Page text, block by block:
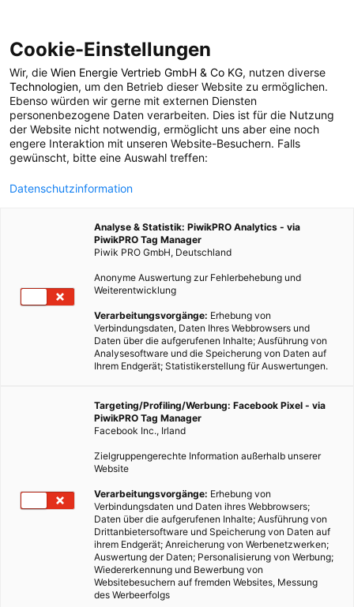
POSTS BY TAG
gesunde Snacks
1 BEITRAG
Cookie-Einstellungen
Wir, die Wien Energie Vertrieb GmbH & Co KG, nutzen diverse
Technologien, um den Betrieb dieser Website zu ermöglichen.
Ebenso würden wir gerne mit externen Diensten
personenbezogene Daten verarbeiten. Dies ist für die Nutzung
der Website nicht notwendig, ermöglicht uns aber eine noch
engere Interaktion mit unseren Website-Besuchern. Falls
gewünscht, bitte eine Auswahl treffen:
Datenschutzinformation
Analyse & Statistik: PiwikPRO Analytics - via
PiwikPRO Tag Manager
Piwik PRO GmbH, Deutschland
Anonyme Auswertung zur Fehlerbehebung und
Weiterentwicklung
Verarbeitungsvorgänge: Erhebung von
Verbindungsdaten, Daten Ihres Webbrowsers und
Daten über die aufgerufenen Inhalte; Ausführung von
Analysesoftware und die Speicherung von Daten auf
Ihrem Endgerät; Statistikerstellung für Auswertungen.
Targeting/Profiling/Werbung: Facebook Pixel - via
PiwikPRO Tag Manager
Facebook Inc., Irland
Zielgruppengerechte Information außerhalb unserer
Website
Verarbeitungsvorgänge: Erhebung von
Verbindungsdaten und Daten ihres Webbrowsers;
Daten über die aufgerufenen Inhalte; Ausführung von
Drittanbietersoftware und Speicherung von Daten auf
ihrem Endgerät; Anreicherung von Werbenetzwerken;
Auswertung der Daten; Personalisierung von Werbung;
Wiedererkennung und Bewerbung von
Websitebesuchern auf fremden Websites, Messung
des Werbeerfolgs